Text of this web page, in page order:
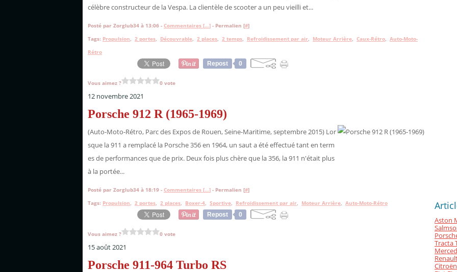
célèbre constructeur de la Vespa. La clientèle de scooter a un peu vieilli et...
Posté par Zorglub34 à 13:06 - Commentaires […] - Permalien [#]
Tags: Propulsion, 2 portes, Découvrable, 2 places, 2 temps, Refroidissement par air, Moteur Arrière, Caux-Rétro, Auto-Moto-
Rétro
Repost
0
Vous aimez ? 0 vote
12 novembre 2021
Porsche 912 R (1965-1969)
(Auto-Moto-Rétro, Parc des Expos de Rouen, Seine-Maritime, septembre 2015) Lor
sque la 911 a remplacé la Porsche 356 en 1964, un saut a été effectué tant en term
es de performances que de prix. Deux fois plus chère que la 356, la 911 n'était plus
à la portée...
Posté par Zorglub34 à 18:19 - Commentaires […] - Permalien [#]
Tags: Propulsion, 2 portes, 2 places, Boxer-4, Sportive, Refroidissement par air, Moteur Arrière, Auto-Moto-Rétro
Repost
0
Vous aimez ? 0 vote
15 août 2021
Porsche 911-964 Turbo RS
Aston
Tracta
Citroën